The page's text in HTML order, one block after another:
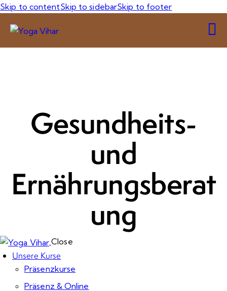
Skip to contentSkip to sidebarSkip to footer
Gesundheits-
und
Ernährungsberat
ung
Close
Unsere Kurse
Präsenzkurse
Präsenz & Online